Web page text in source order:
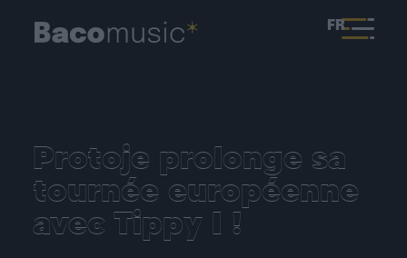
FR
Protoje prolonge sa
tournée européenne
avec Tippy I !